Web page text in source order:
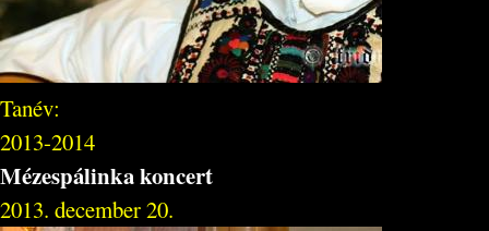
Tanév:
2013-2014
Mézespálinka koncert
2013. december 20.